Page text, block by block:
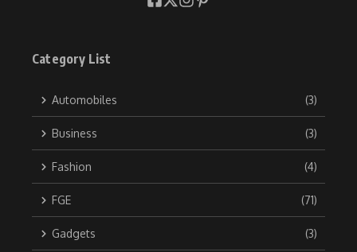
Category List
Automobiles (3)
Business (3)
Fashion (4)
FGE (71)
Gadgets (3)